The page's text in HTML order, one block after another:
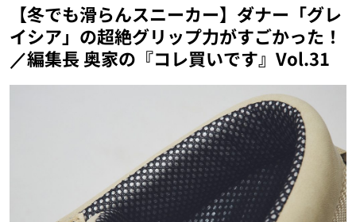
【冬でも滑らんスニーカー】ダナー「グレ
イシア」の超絶グリップ力がすごかった！
／編集長 奥家の『コレ買いです』Vol.31